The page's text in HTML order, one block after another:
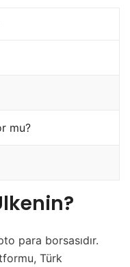
mu?
para borsasıdır.
Türk